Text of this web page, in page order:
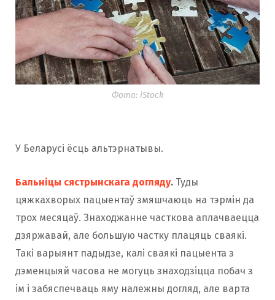
Фота: iStock
У Беларусі ёсць альтэрнатывы.
Бальніцы сястрынскага догляду. Туды
цяжкахворых пацыентаў змяшчаюць на тэрмін да
трох месяцаў. Знаходжанне часткова аплачваецца
дзяржавай, але большую частку плацяць сваякі.
Такі варыянт падыдзе, калі сваякі пацыента з
дэменцыяй часова не могуць знаходзіцца побач з
ім і забяспечваць яму належны догляд, але варта